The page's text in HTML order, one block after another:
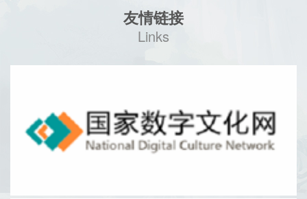
友情链接
Links